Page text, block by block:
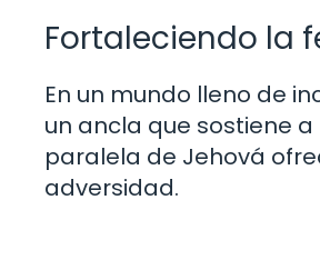
Fortaleciendo la
En un mundo lleno de
un ancla que sostiene
paralela de Jehová
adversidad.